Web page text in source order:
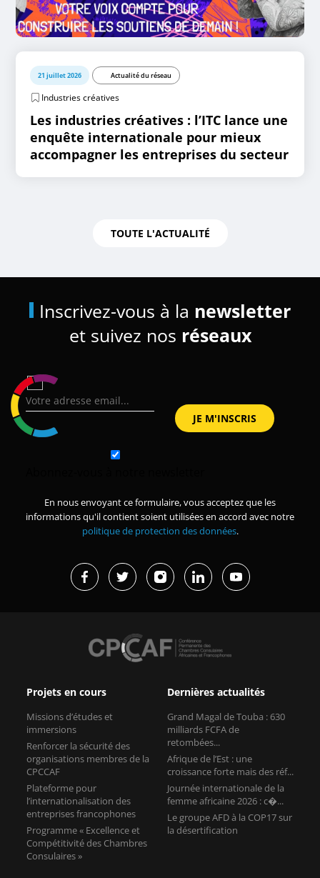
21 juillet 2026 Actualité du réseau
Industries créatives
Les industries créatives : l’ITC lance une
enquête internationale pour mieux
accompagner les entreprises du secteur
TOUTE L'ACTUALITÉ
Inscrivez-vous à la newsletter
et suivez nos réseaux
En nous envoyant ce formulaire, vous acceptez que les
informations qu'il contient soient utilisées en accord avec notre
politique de protection des données.
Projets en cours
Missions d’études et
immersions
Renforcer la sécurité des
organisations membres de la
CPCCAF
Plateforme pour
l’internationalisation des
entreprises francophones
Programme « Excellence et
Compétitivité des Chambres
Consulaires »
Dernières actualités
Grand Magal de Touba : 630
milliards FCFA de
retombées...
Afrique de l’Est : une
croissance forte mais des réf...
Journée internationale de la
femme africaine 2026 : c�...
Le groupe AFD à la COP17 sur
la désertification